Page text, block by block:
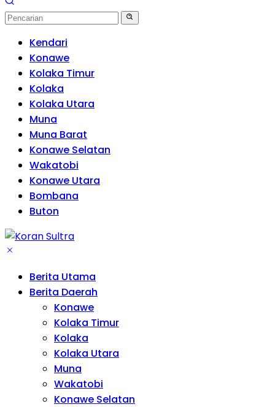
Kendari
Konawe
Kolaka Timur
Kolaka
Kolaka Utara
Muna
Muna Barat
Konawe Selatan
Wakatobi
Konawe Utara
Bombana
Buton
Berita Utama
Berita Daerah
Konawe
Kolaka Timur
Kolaka
Kolaka Utara
Muna
Wakatobi
Konawe Selatan